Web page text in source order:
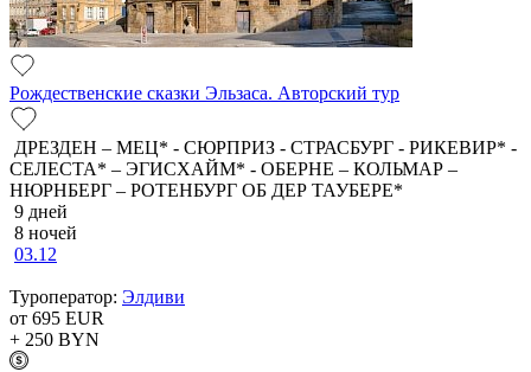
Рождественские сказки Эльзаса. Авторский тур
ДРЕЗДЕН – МЕЦ* - СЮРПРИЗ - СТРАСБУРГ - РИКЕВИР* -
СЕЛЕСТА* – ЭГИСХАЙМ* - ОБЕРНЕ – КОЛЬМАР –
НЮРНБЕРГ – РОТЕНБУРГ ОБ ДЕР ТАУБЕРЕ*
9 дней
8 ночей
03.12
Туроператор: Элдиви
от 695 EUR
+ 250 BYN